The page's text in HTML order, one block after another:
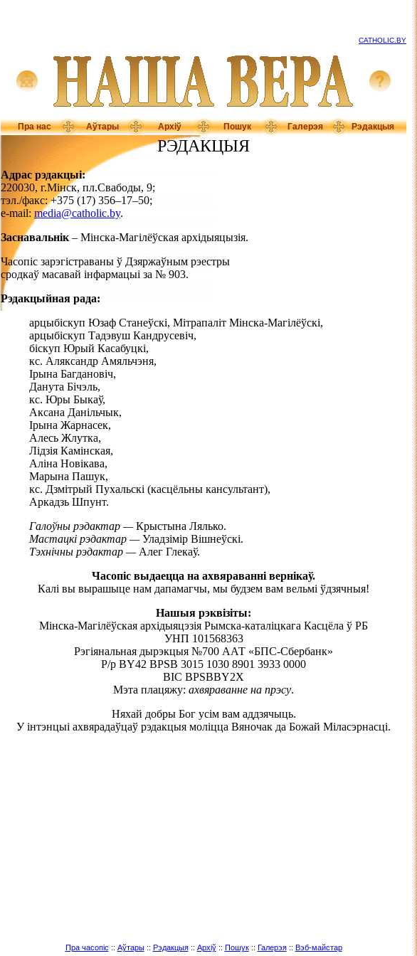
CATHOLIC.BY
Пра нас Аўтары Архіў Пошук Галерэя Рэдакцыя
РЭДАКЦЫЯ
Адрас рэдакцыі:
220030, г.Мінск, пл.Свабоды, 9;
тэл./факс: +375 (17) 356–17–50;
e-mail: media@catholic.by.
Заснавальнік – Мінска-Магілёўская архідыяцызія.
Часопіс зарэгістраваны ў Дзяржаўным рэестры
сродкаў масавай інфармацыі за № 903.
Рэдакцыйная рада:
арцыбіскуп Юзаф Станеўскі, Мітрапаліт Мінска-Магілёўскі,
арцыбіскуп Тадэвуш Кандрусевіч,
біскуп Юрый Касабуцкі,
кс. Аляксандр Амяльчэня,
Ірына Багдановіч,
Данута Бічэль,
кс. Юры Быкаў,
Аксана Данільчык,
Ірына Жарнасек,
Алесь Жлутка,
Лідзія Камінская,
Аліна Новікава,
Марына Пашук,
кс. Дзмітрый Пухальскі (касцёльны кансультант),
Аркадзь Шпунт.
Галоўны рэдактар —Крыстына Лялько.
Мастацкі рэдактар —Уладзімір Вішнеўскі.
Тэхнічны рэдактар — Алег Глекаў.
Часопіс выдаецца на ахвяраванні вернікаў.
Калі вы вырашыце нам дапамагчы, мы будзем вам вельмі ўдзячныя!
Нашыя рэквізіты:
Мінска-Магілёўская архідыяцэзія Рымска-каталіцкага Касцёла ў РБ
УНП 101568363
Рэгіянальная дырэкцыя №700 ААТ «БПС-Сбербанк»
Р/р BY42 BPSB 3015 1030 8901 3933 0000
BIC BPSBBY2X
Мэта плацяжу: ахвяраванне на прэсу.
Няхай добры Бог усім вам аддзячыць.
У інтэнцыі ахвярадаўцаў рэдакцыя моліцца Вяночак да Божай Міласэрнасці.
Пра часопіс :: Аўтары:: Рэдакцыя:: Архіў:: Пошук:: Галерэя:: Вэб-майстар